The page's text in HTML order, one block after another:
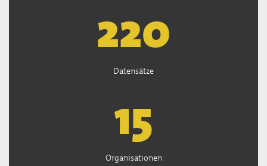
222
Datensätze
15
Organisationen